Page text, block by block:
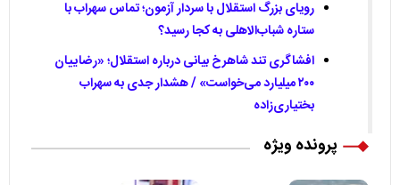
رویای بزرگ استقلال با سردار آزمون؛ تماس سهراب با
ستاره شباب‌الاهلی به کجا رسید؟
افشاگری تند شاهرخ بیانی درباره استقلال؛ «رضاییان
۲۰۰ میلیارد می‌خواست» / هشدار جدی به سهراب
بختیاری‌زاده
پرونده ویژه